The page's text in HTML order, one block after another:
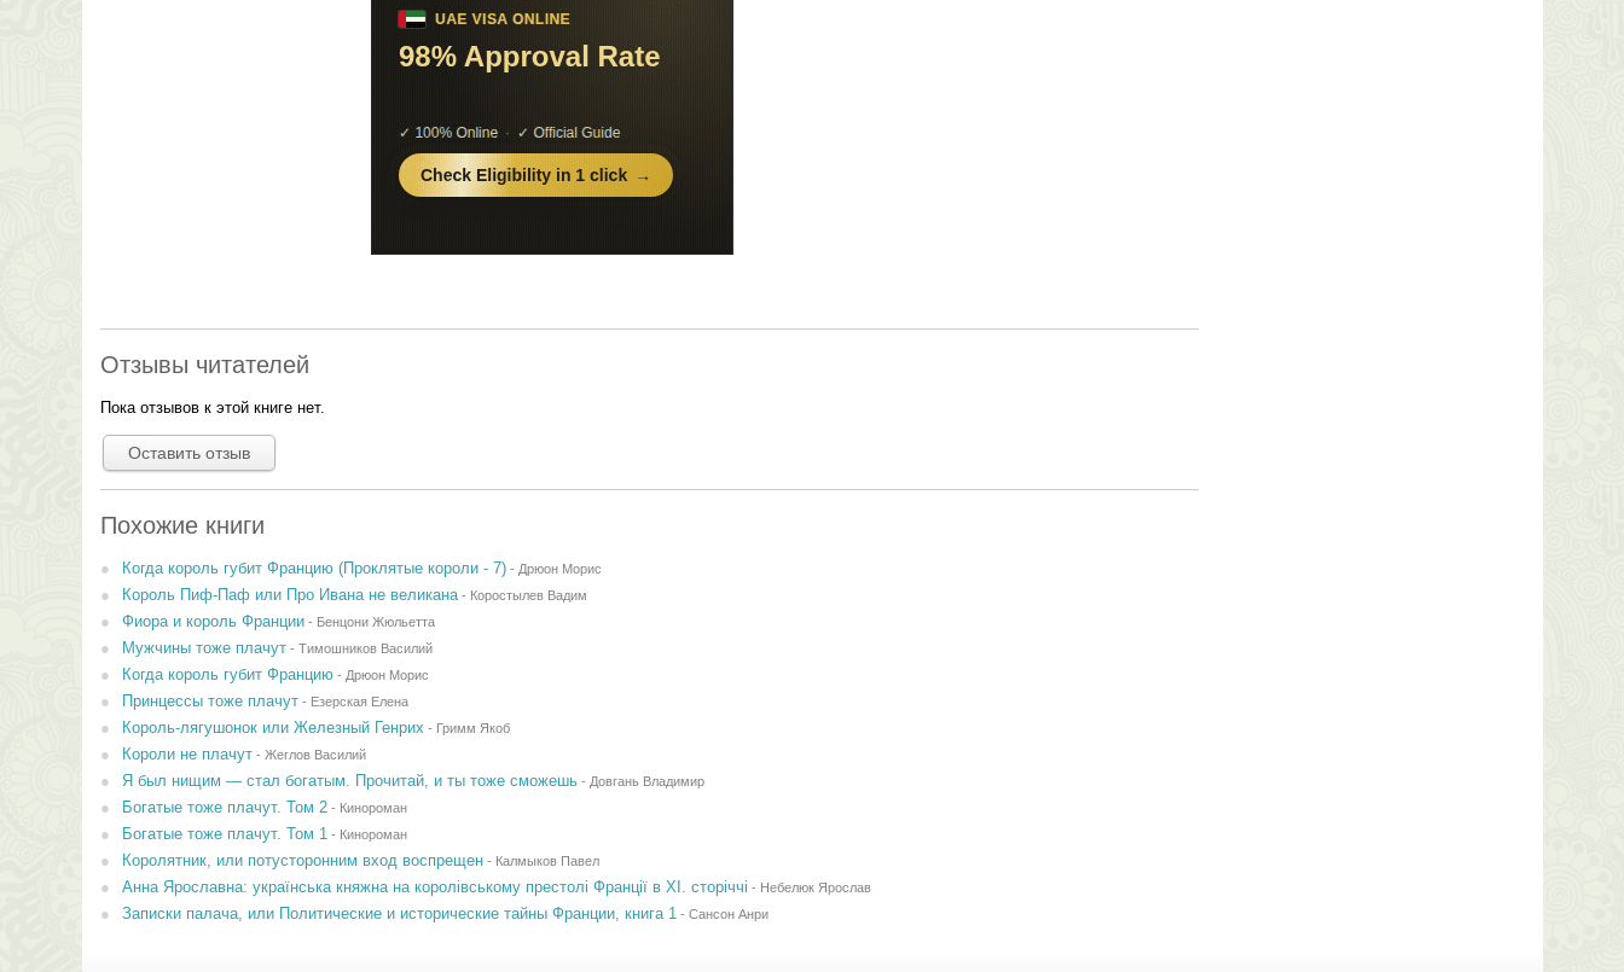
Отзывы читателей
Пока отзывов к этой книге нет.
Оставить отзыв
Похожие книги
Когда король губит Францию (Проклятые короли - 7)- Дрюон Морис
Король Пиф-Паф или Про Ивана не великана- Коростылев Вадим
Фиора и король Франции- Бенцони Жюльетта
Мужчины тоже плачут- Тимошников Василий
Когда король губит Францию- Дрюон Морис
Принцессы тоже плачут- Езерская Елена
Король-лягушонок или Железный Генрих - Гримм Якоб
Короли не плачут- Жеглов Василий
Я был нищим — стал богатым. Прочитай, и ты тоже сможешь- Довгань Владимир
Богатые тоже плачут. Том 2- Кинороман
Богатые тоже плачут. Том 1 - Кинороман
Королятник, или потусторонним вход воспрещен- Калмыков Павел
Анна Ярославна: українська княжна на королівському престолі Франції в XI. сторіччі - Небелюк Ярослав
Записки палача, или Политические и исторические тайны Франции, книга 1 - Сансон Анри